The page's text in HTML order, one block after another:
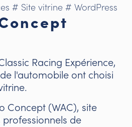
# Site vitrine # WordPress
Racing Expérience,
l'automobile ont choisi
Concept (WAC), site
de